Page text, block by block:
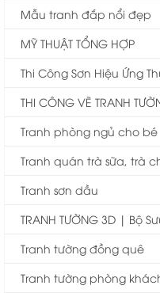
Mẫu tranh đắp nổi đẹp
MỸ THUẬT TỔNG HỢP
Thi Công Sơn Hiệu Ứng
THI CÔNG VẼ TRANH
Tranh phòng ngủ cho bé
Tranh quán trà sữa, trà
Tranh sơn dầu
TRANH TƯỜNG 3D | Bộ
Tranh tường đồng quê
Tranh tường phòng